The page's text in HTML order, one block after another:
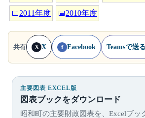
📅2011年度 📅2010年度
共有 X X f Facebook Teamsで送る
主要図表 EXCEL版
図表ブックをダウンロード
昭和町の主要財政図表を、Excelブッ